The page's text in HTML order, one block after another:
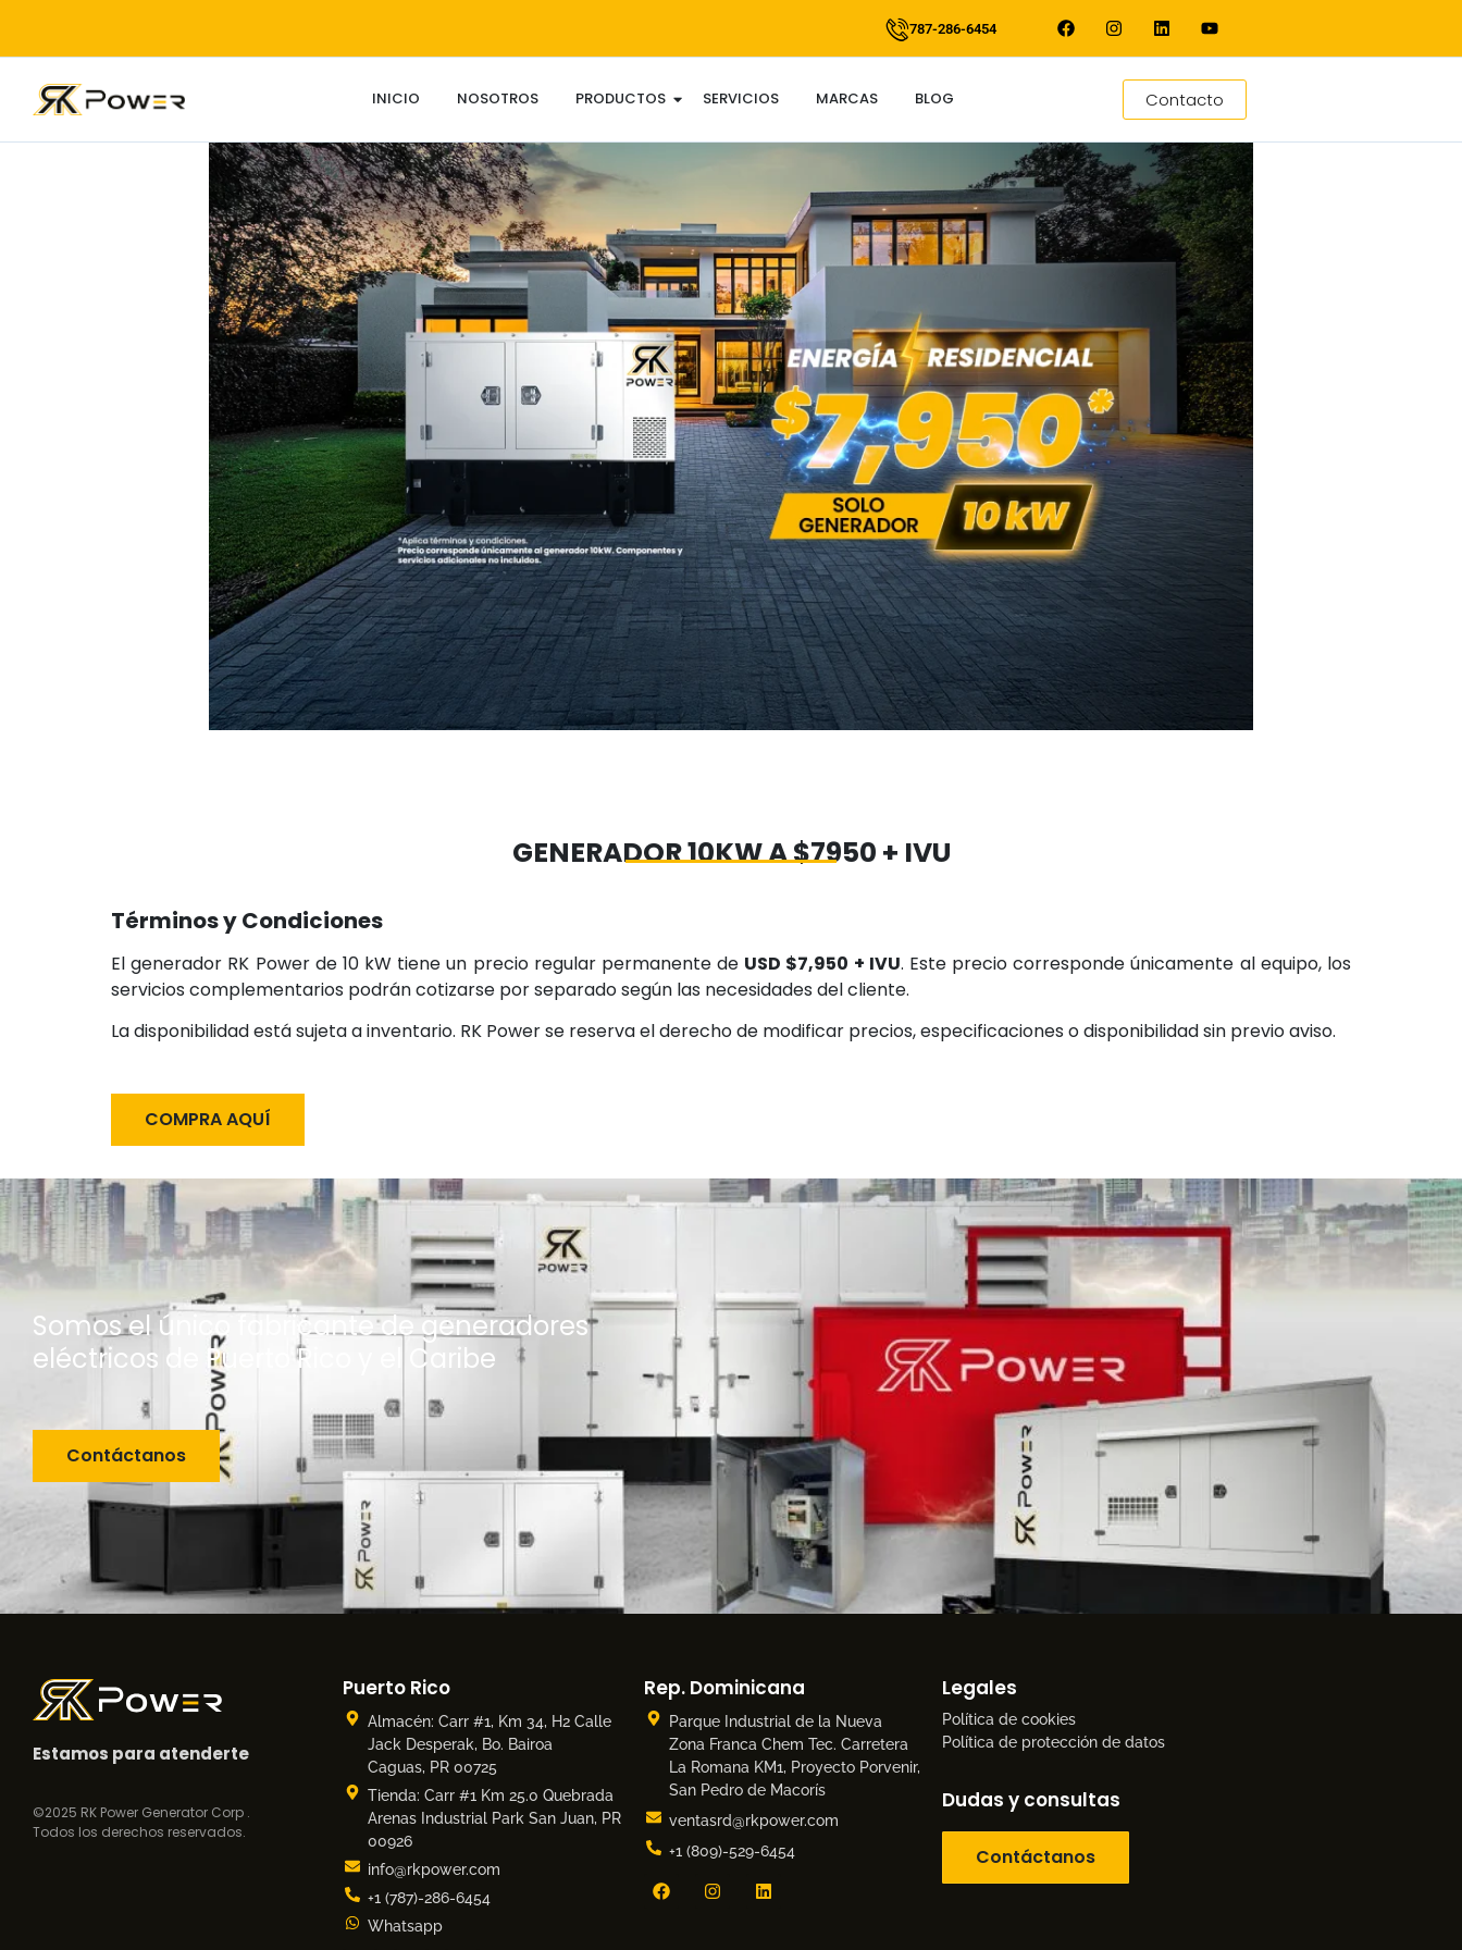
787-286-6454
INICIO NOSOTROS PRODUCTOS SERVICIOS MARCAS BLOG Contacto
GENERADOR 10KW A $7950 + IVU
Términos y Condiciones
El generador RK Power de 10 kW tiene un precio regular permanente de USD $7,950 + IVU. Este precio corresponde únicamente al equipo, los
servicios complementarios podrán cotizarse por separado según las necesidades del cliente.
La disponibilidad está sujeta a inventario. RK Power se reserva el derecho de modificar precios, especificaciones o disponibilidad sin previo aviso.
COMPRA AQUÍ
Somos el único fabricante de generadores
eléctricos de Puerto Rico y el Caribe
Contáctanos
Estamos para atenderte
©2025 RK Power Generator Corp .
Todos los derechos reservados.
Puerto Rico
Almacén: Carr #1, Km 34, H2 Calle
Jack Desperak, Bo. Bairoa
Caguas, PR 00725
Tienda: Carr #1 Km 25.0 Quebrada
Arenas Industrial Park San Juan, PR
00926
info@rkpower.com
+1 (787)-286-6454
Whatsapp
Rep. Dominicana
Parque Industrial de la Nueva
Zona Franca Chem Tec. Carretera
La Romana KM1, Proyecto Porvenir,
San Pedro de Macorís
ventasrd@rkpower.com
+1 (809)-529-6454
Legales
Política de cookies
Política de protección de datos
Dudas y consultas
Contáctanos